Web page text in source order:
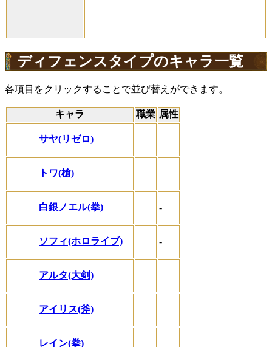
ディフェンスタイプのキャラ一覧
各項目をクリックすることで並び替えができます。
キャラ 職業 属性
サヤ(リゼロ)
トワ(槍)
白銀ノエル(拳) -
ソフィ(ホロライブ) -
アルタ(大剣)
アイリス(斧)
レイン(拳)